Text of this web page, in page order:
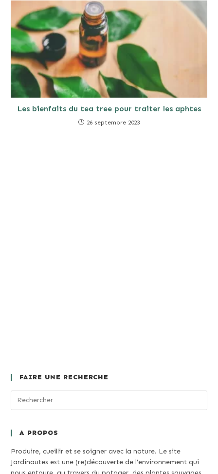
Les bienfaits du tea tree pour traiter les aphtes
26 septembre 2023
FAIRE UNE RECHERCHE
A PROPOS
Produire, cueillir et se soigner avec la nature. Le site
Jardinautes est une (re)découverte de l’environnement qui